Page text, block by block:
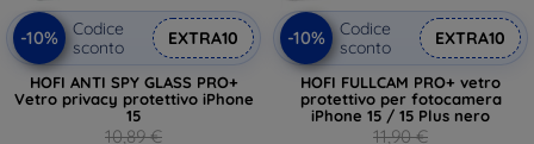
-10%
Codice
sconto
EXTRA10
HOFI ANTI SPY GLASS PRO+
Vetro privacy protettivo iPhone
15
10,89 €
-10%
Codice
sconto
EXTRA10
HOFI FULLCAM PRO+ vetro
protettivo per fotocamera
iPhone 15 / 15 Plus nero
11,90 €